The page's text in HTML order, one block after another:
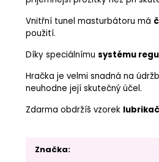
Vnitřní tunel masturbátoru má
použití.
Díky speciálnímu systému
Hračka je velmi snadná na
neuhodne její skutečný účel.
Zdarma obdržíš vzorek
Značka